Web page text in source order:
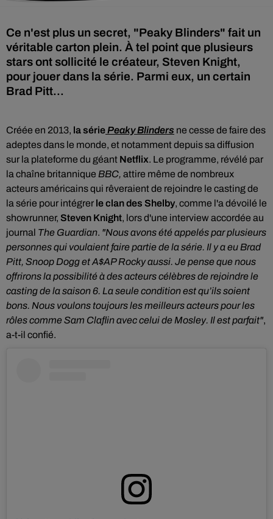
Ce n'est plus un secret, "Peaky Blinders" fait un
véritable carton plein. À tel point que plusieurs
stars ont sollicité le créateur, Steven Knight,
pour jouer dans la série. Parmi eux, un certain
Brad Pitt...
Créée en 2013, la sériePeaky Blinders ne cesse de faire des
adeptes dans le monde, et notamment depuis sa diffusion
sur la plateforme du géant Netflix. Le programme, révélé par
la chaîne britannique BBC, attire même de nombreux
acteurs américains qui rêveraient de rejoindre le casting de
la série pour intégrer le clan des Shelby, comme l'a dévoilé le
showrunner, Steven Knight, lors d'une interview accordée au
journal The Guardian. "Nous avons été appelés par plusieurs
personnes qui voulaient faire partie de la série. Il y a eu Brad
Pitt, Snoop Dogg et A$AP Rocky aussi. Je pense que nous
offrirons la possibilité à des acteurs célèbres de rejoindre le
casting de la saison 6. La seule condition est qu’ils soient
bons. Nous voulons toujours les meilleurs acteurs pour les
rôles comme Sam Claflin avec celui de Mosley. Il est parfait",
a-t-il confié.